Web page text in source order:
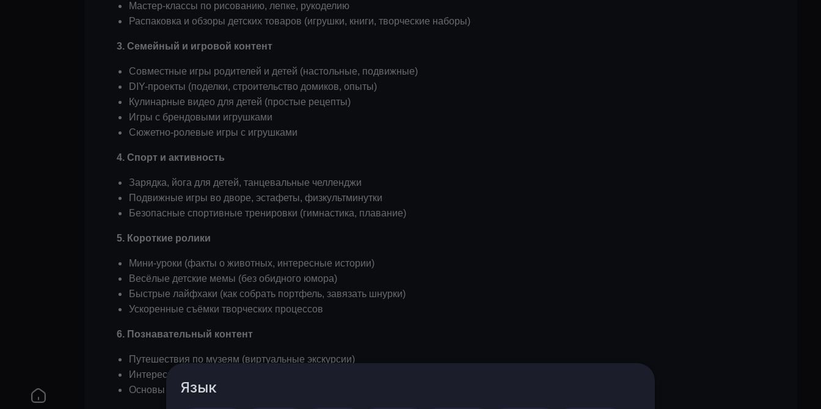
Мастер-классы по рисованию, лепке, рукоделию
Распаковка и обзоры детских товаров (игрушки, книги, творческие наборы)
3. Семейный и игровой контент
Совместные игры родителей и детей (настольные, подвижные)
DIY-проекты (поделки, строительство домиков, опыты)
Кулинарные видео для детей (простые рецепты)
Игры с брендовыми игрушками
Сюжетно-ролевые игры с игрушками
4. Спорт и активность
Зарядка, йога для детей, танцевальные челленджи
Подвижные игры во дворе, эстафеты, физкультминутки
Безопасные спортивные тренировки (гимнастика, плавание)
5. Короткие ролики
Мини-уроки (факты о животных, интересные истории)
Весёлые детские мемы (без обидного юмора)
Быстрые лайфхаки (как собрать портфель, завязать шнурки)
Ускоренные съёмки творческих процессов
6. Познавательный контент
Путешествия по музеям (виртуальные экскурсии)
Интересные профессии (кем быть: врач, космонавт, эколог)
Основы безопасности (как вести себя с незнакомцами, ПДД)
Язык